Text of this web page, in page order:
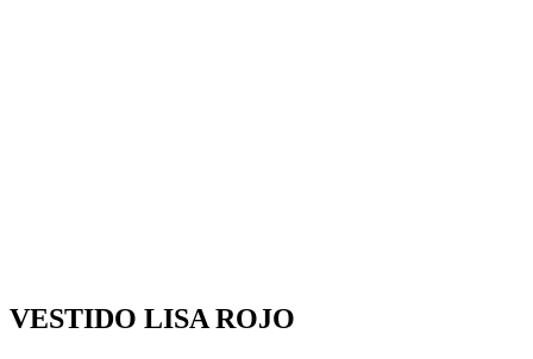
VESTIDO LISA ROJO